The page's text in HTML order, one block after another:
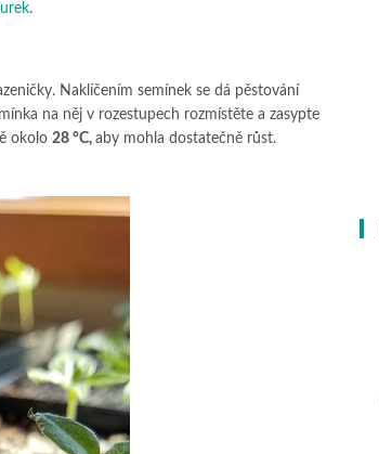
.
Naklíčením semínek se dá pěstování
na něj v rozestupech rozmístěte a zasypte
okolo 28 °C, aby mohla dostatečně růst.